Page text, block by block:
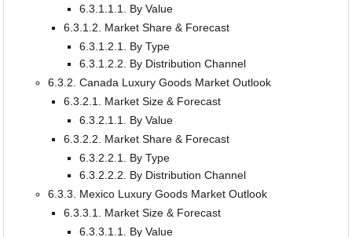
6.3.1.1.1. By Value
6.3.1.2. Market Share & Forecast
6.3.1.2.1. By Type
6.3.1.2.2. By Distribution Channel
6.3.2. Canada Luxury Goods Market Outlook
6.3.2.1. Market Size & Forecast
6.3.2.1.1. By Value
6.3.2.2. Market Share & Forecast
6.3.2.2.1. By Type
6.3.2.2.2. By Distribution Channel
6.3.3. Mexico Luxury Goods Market Outlook
6.3.3.1. Market Size & Forecast
6.3.3.1.1. By Value